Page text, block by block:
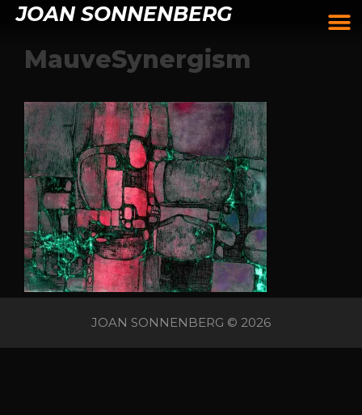
JOAN SONNENBERG
MauveSynergism
JOAN SONNENBERG © 2026